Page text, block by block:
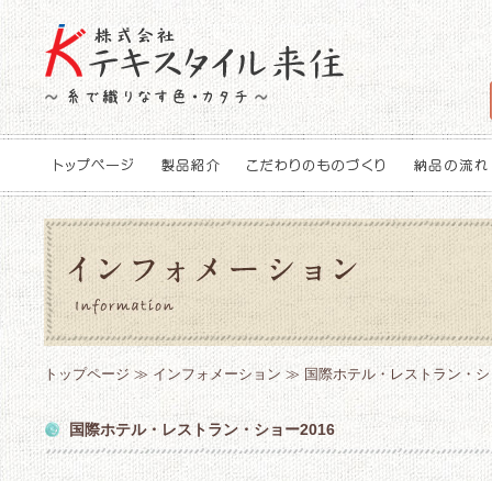
トップページ ≫ インフォメーション ≫ 国際ホテル・レストラン・シ
国際ホテル・レストラン・ショー2016